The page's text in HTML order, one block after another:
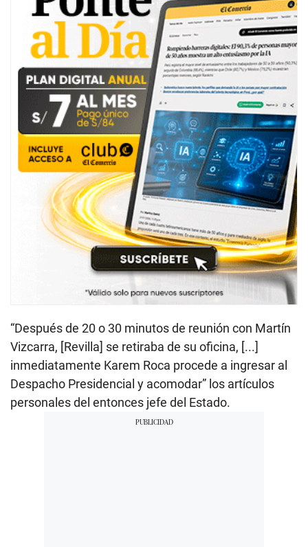
“Después de 20 o 30 minutos de reunión con Martín
Vizcarra, [Revilla] se retiraba de su oficina, [...]
inmediatamente Karem Roca procede a ingresar al
Despacho Presidencial y acomodar” los artículos
personales del entonces jefe del Estado.